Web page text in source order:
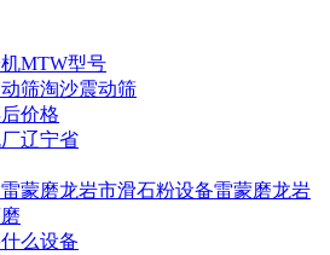
MTW型号
筛淘沙震动筛
价格
辽宁省
蒙磨龙岩市滑石粉设备雷蒙磨龙岩
么设备